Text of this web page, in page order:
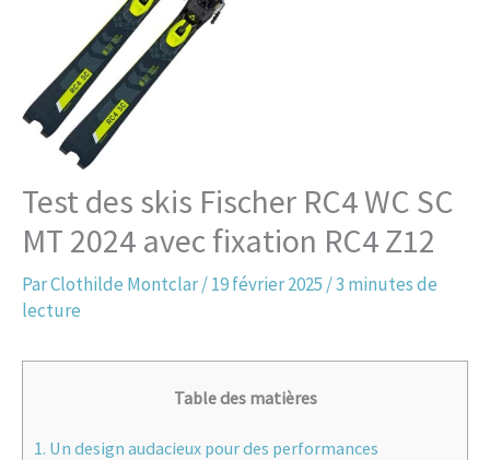
Test des skis Fischer RC4 WC SC
MT 2024 avec fixation RC4 Z12
ParClothilde Montclar/19 février 2025 /3 minutes de
lecture
Table des matières
1. Un design audacieux pour des performances